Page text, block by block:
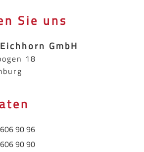
Sie uns
GmbH
18
90 96
90 90